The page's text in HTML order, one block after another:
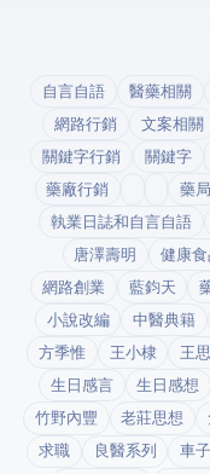
自言自語 醫藥相關
網路行銷
文案相關
關鍵字行銷
關鍵字
藥廠行銷
藥局
執業日誌和自言自語
唐澤壽明
健康食
網路創業
藍鈞天
小說改編
中醫典籍
方季惟
王小棣 王
生日感言
生日感想
竹野內豐
老莊思想
求職
良醫系列 車